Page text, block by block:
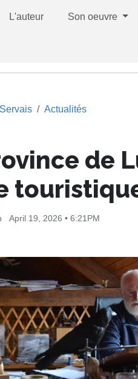
L'auteur Son oeuvre
Actualités
de
April 19, 2026 • 6:21PM